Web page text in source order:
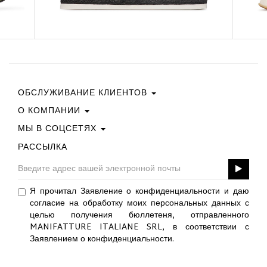
ОБСЛУЖИВАНИЕ КЛИЕНТОВ
Свяжитесь С Нами
Условия Покупки
Руководство По Выбору Размера
О КОМПАНИИ
Политика Конфиденциальности
Политика В Отношении Файлов Cookie
GPSR
МЫ В СОЦСЕТЯХ
Facebook
Instagram
Pinterest
Twitter
YouTube
LinkedIn
РАССЫЛКА
Я прочитал Заявление о конфиденциальности и даю
согласие на обработку моих персональных данных с
целью получения бюллетеня, отправленного
MANIFATTURE ITALIANE SRL, в соответствии с
Заявлением о конфиденциальности.